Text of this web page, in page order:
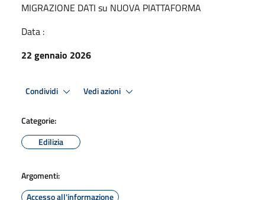
MIGRAZIONE DATI su NUOVA PIATTAFORMA
Data :
22 gennaio 2026
Condividi Vedi azioni
Categorie:
Edilizia
Argomenti:
Accesso all'informazione